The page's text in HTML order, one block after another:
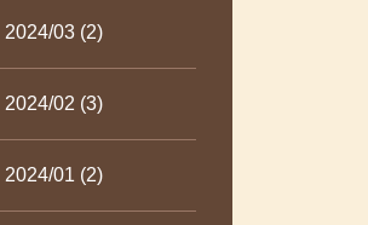
2024/03 (2)
2024/02 (3)
2024/01 (2)